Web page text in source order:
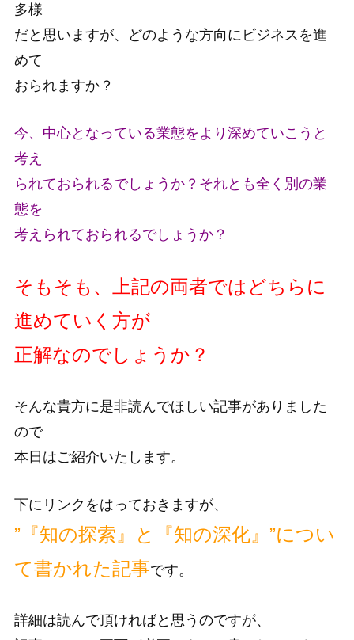
多様
だと思いますが、どのような方向にビジネスを進
めて
おられますか？
今、中心となっている業態をより深めていこうと
考え
られておられるでしょうか？それとも全く別の業
態を
考えられておられるでしょうか？
そもそも、上記の両者ではどちらに
進めていく方が
正解なのでしょうか？
そんな貴方に是非読んでほしい記事がありました
ので
本日はご紹介いたします。
下にリンクをはっておきますが、
”『知の探索』と『知の深化』”につい
て書かれた記事です。
詳細は読んで頂ければと思うのですが、